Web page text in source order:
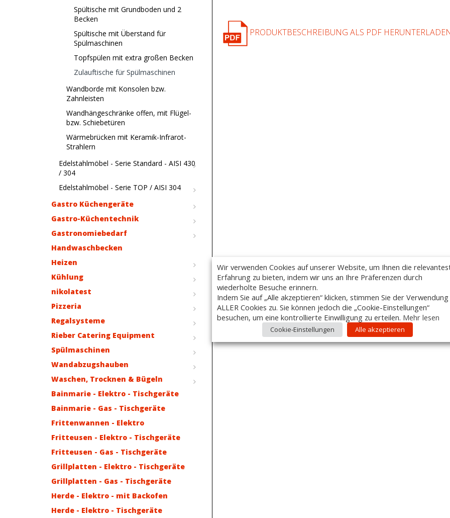
PRODUKTBESCHREIBUNG ALS PDF
Spültische mit Grundboden und 2
Becken
Spültische mit Überstand für
Spülmaschinen
Topfspülen mit extra großen Becken
Zulauftische für Spülmaschinen
Wandborde mit Konsolen bzw.
Zahnleisten
Wandhängeschränke offen, mit Flügel-
bzw. Schiebetüren
Wärmebrücken mit Keramik-Infrarot-
Strahlern
Edelstahlmöbel - Serie Standard - AISI 430
/ 304
Edelstahlmöbel - Serie TOP / AISI 304
Gastro Küchengeräte
Gastro-Küchentechnik
Gastronomiebedarf
Handwaschbecken
Heizen
Kühlung
nikolatest
Pizzeria
Regalsysteme
Rieber Catering Equipment
Spülmaschinen
Wandabzugshauben
Waschen, Trocknen & Bügeln
Bainmarie - Elektro - Tischgeräte
Bainmarie - Gas - Tischgeräte
Frittenwannen - Elektro
Fritteusen - Elektro - Tischgeräte
Fritteusen - Gas - Tischgeräte
Grillplatten - Elektro - Tischgeräte
Grillplatten - Gas - Tischgeräte
Herde - Elektro - mit Backofen
Herde - Elektro - Tischgeräte
Wir verwenden Cookies auf unserer Website, um Ihnen die
Erfahrung zu bieten, indem wir uns an Ihre Präferenzen durch
wiederholte Besuche erinnern.
Indem Sie auf „Alle akzeptieren“ klicken, stimmen Sie der Verwendung
ALLER Cookies zu. Sie können jedoch die „Cookie-Einstellungen“
besuchen, um eine kontrollierte Einwilligung zu erteilen. Mehr lesen
Cookie-Einstellungen Alle akzeptieren